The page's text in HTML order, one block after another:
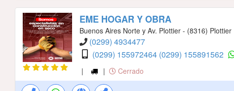
EME HOGAR Y OBRA
Buenos Aires Norte y Av. Plottier - (8316) Plottier
(0299) 4934477
(0299) 155972464 (0299) 155891562
| | Cerrado